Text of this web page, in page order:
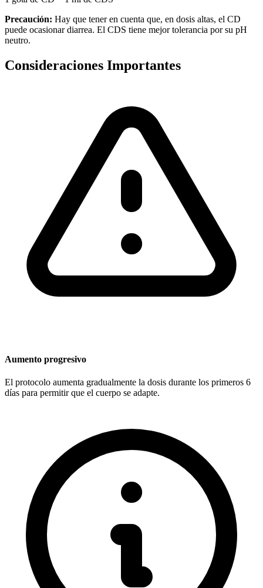
Precaución: Hay que tener en cuenta que, en dosis altas, el CD
puede ocasionar diarrea. El CDS tiene mejor tolerancia por su pH
neutro.
Consideraciones Importantes
Aumento progresivo
El protocolo aumenta gradualmente la dosis durante los primeros 6
días para permitir que el cuerpo se adapte.